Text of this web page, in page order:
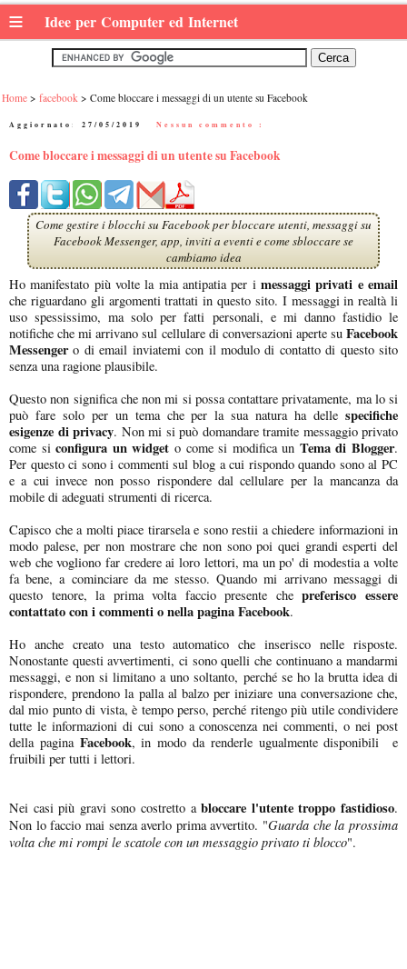
≡ Idee per Computer ed Internet
Home facebook Come bloccare i messaggi di un utente su Facebook
Aggiornato: 27/05/2019 Nessun commento :
Come bloccare i messaggi di un utente su Facebook
Come gestire i blocchi su Facebook per bloccare utenti, messaggi su
Facebook Messenger, app, inviti a eventi e come sbloccare se
cambiamo idea
Ho manifestato più volte la mia antipatia per i messaggi privati e email
che riguardano gli argomenti trattati in questo sito. I messaggi in realtà li
uso spessissimo, ma solo per fatti personali, e mi danno fastidio le
notifiche che mi arrivano sul cellulare di conversazioni aperte su Facebook
Messengero di email inviatemi con il modulo di contatto di questo sito
senza una ragione plausibile.
Questo non significa che non mi si possa contattare privatamente, ma lo si
può fare solo per un tema che per la sua natura ha delle specifiche
esigenze di privacy. Non mi si può domandare tramite messaggio privato
come siconfigura un widget o come si modifica un Tema di Blogger.
Per questo ci sono i commenti sul blog a cui rispondo quando sono al PC
e a cui invece non posso rispondere dal cellulare per la mancanza da
mobile di adeguati strumenti di ricerca.
Capisco che a molti piace tirarsela e sono restii a chiedere informazioni in
modo palese, per non mostrare che non sono poi quei grandi esperti del
web che vogliono far credere ai loro lettori, ma un po' di modestia a volte
fa bene, a cominciare da me stesso. Quando mi arrivano messaggi di
questo tenore, la prima volta faccio presente chepreferisco essere
contattato con i commenti o nella pagina Facebook.
Ho anche creato una testo automatico che inserisco nelle risposte.
Nonostante questi avvertimenti, ci sono quelli che continuano a mandarmi
messaggi, e non si limitano a uno soltanto, perché se ho la brutta idea di
rispondere, prendono la palla al balzo per iniziare una conversazione che,
dal mio punto di vista, è tempo perso, perché ritengo più utile condividere
tutte le informazioni di cui sono a conoscenza nei commenti, o nei post
della pagina Facebook, in modo da renderle ugualmente disponibili e
fruibili per tutti i lettori.
Nei casi più gravi sono costretto abloccare l'utente troppo fastidioso.
Non lo faccio mai senza averlo prima avvertito. "Guarda che la prossima
volta che mi rompi le scatole con un messaggio privato ti blocco".